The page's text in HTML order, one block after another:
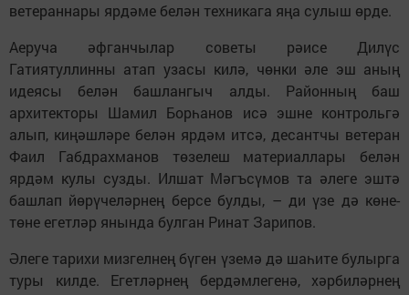
ветераннары ярдәме белән техникага яңа сулыш өрде.
Аеруча әфганчылар советы рәисе Дилүс
Гатиятуллинны атап узасы килә, чөнки әле эш аның
идеясы белән башлангыч алды. Районның баш
архитекторы Шамил Борһанов исә эшне контрольгә
алып, киңәшләре белән ярдәм итсә, десантчы ветеран
Фаил Габдрахманов төзелеш материаллары белән
ярдәм кулы сузды. Илшат Мәгъсүмов та әлеге эштә
башлап йөрүчеләрнең берсе булды, – ди үзе дә көне-
төне егетләр янында булган Ринат Зарипов.
Әлеге тарихи мизгелнең бүген үземә дә шаһите булырга
туры килде. Егетләрнең бердәмлегенә, хәрбиләрнең